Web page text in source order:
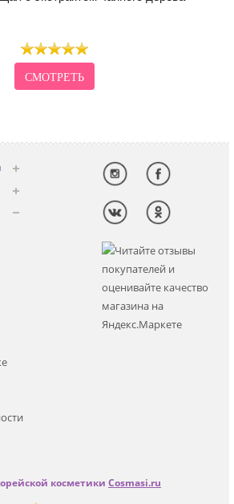
СМОТРЕТЬ
косметики Cosmasi.ru